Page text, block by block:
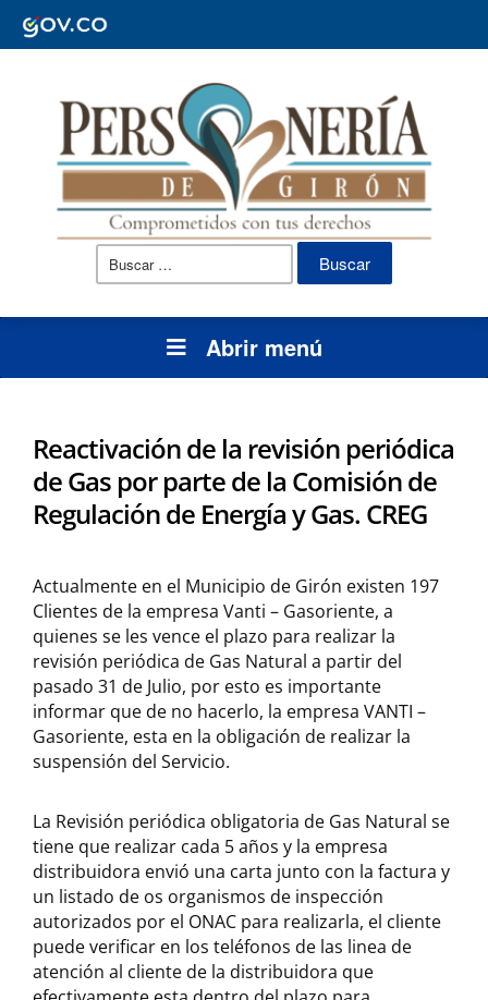
Buscar:
Abrir menú
Reactivación de la revisión periódica
de Gas por parte de la Comisión de
Regulación de Energía y Gas. CREG
Actualmente en el Municipio de Girón existen 197
Clientes de la empresa Vanti – Gasoriente, a
quienes se les vence el plazo para realizar la
revisión periódica de Gas Natural a partir del
pasado 31 de Julio, por esto es importante
informar que de no hacerlo, la empresa VANTI –
Gasoriente, esta en la obligación de realizar la
suspensión del Servicio.
La Revisión periódica obligatoria de Gas Natural se
tiene que realizar cada 5 años y la empresa
distribuidora envió una carta junto con la factura y
un listado de os organismos de inspección
autorizados por el ONAC para realizarla, el cliente
puede verificar en los teléfonos de las linea de
atención al cliente de la distribuidora que